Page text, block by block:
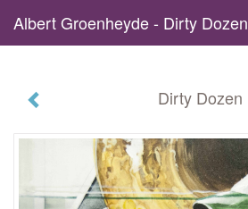
Albert Groenheyde - Dirty Dozen
Dirty Dozen